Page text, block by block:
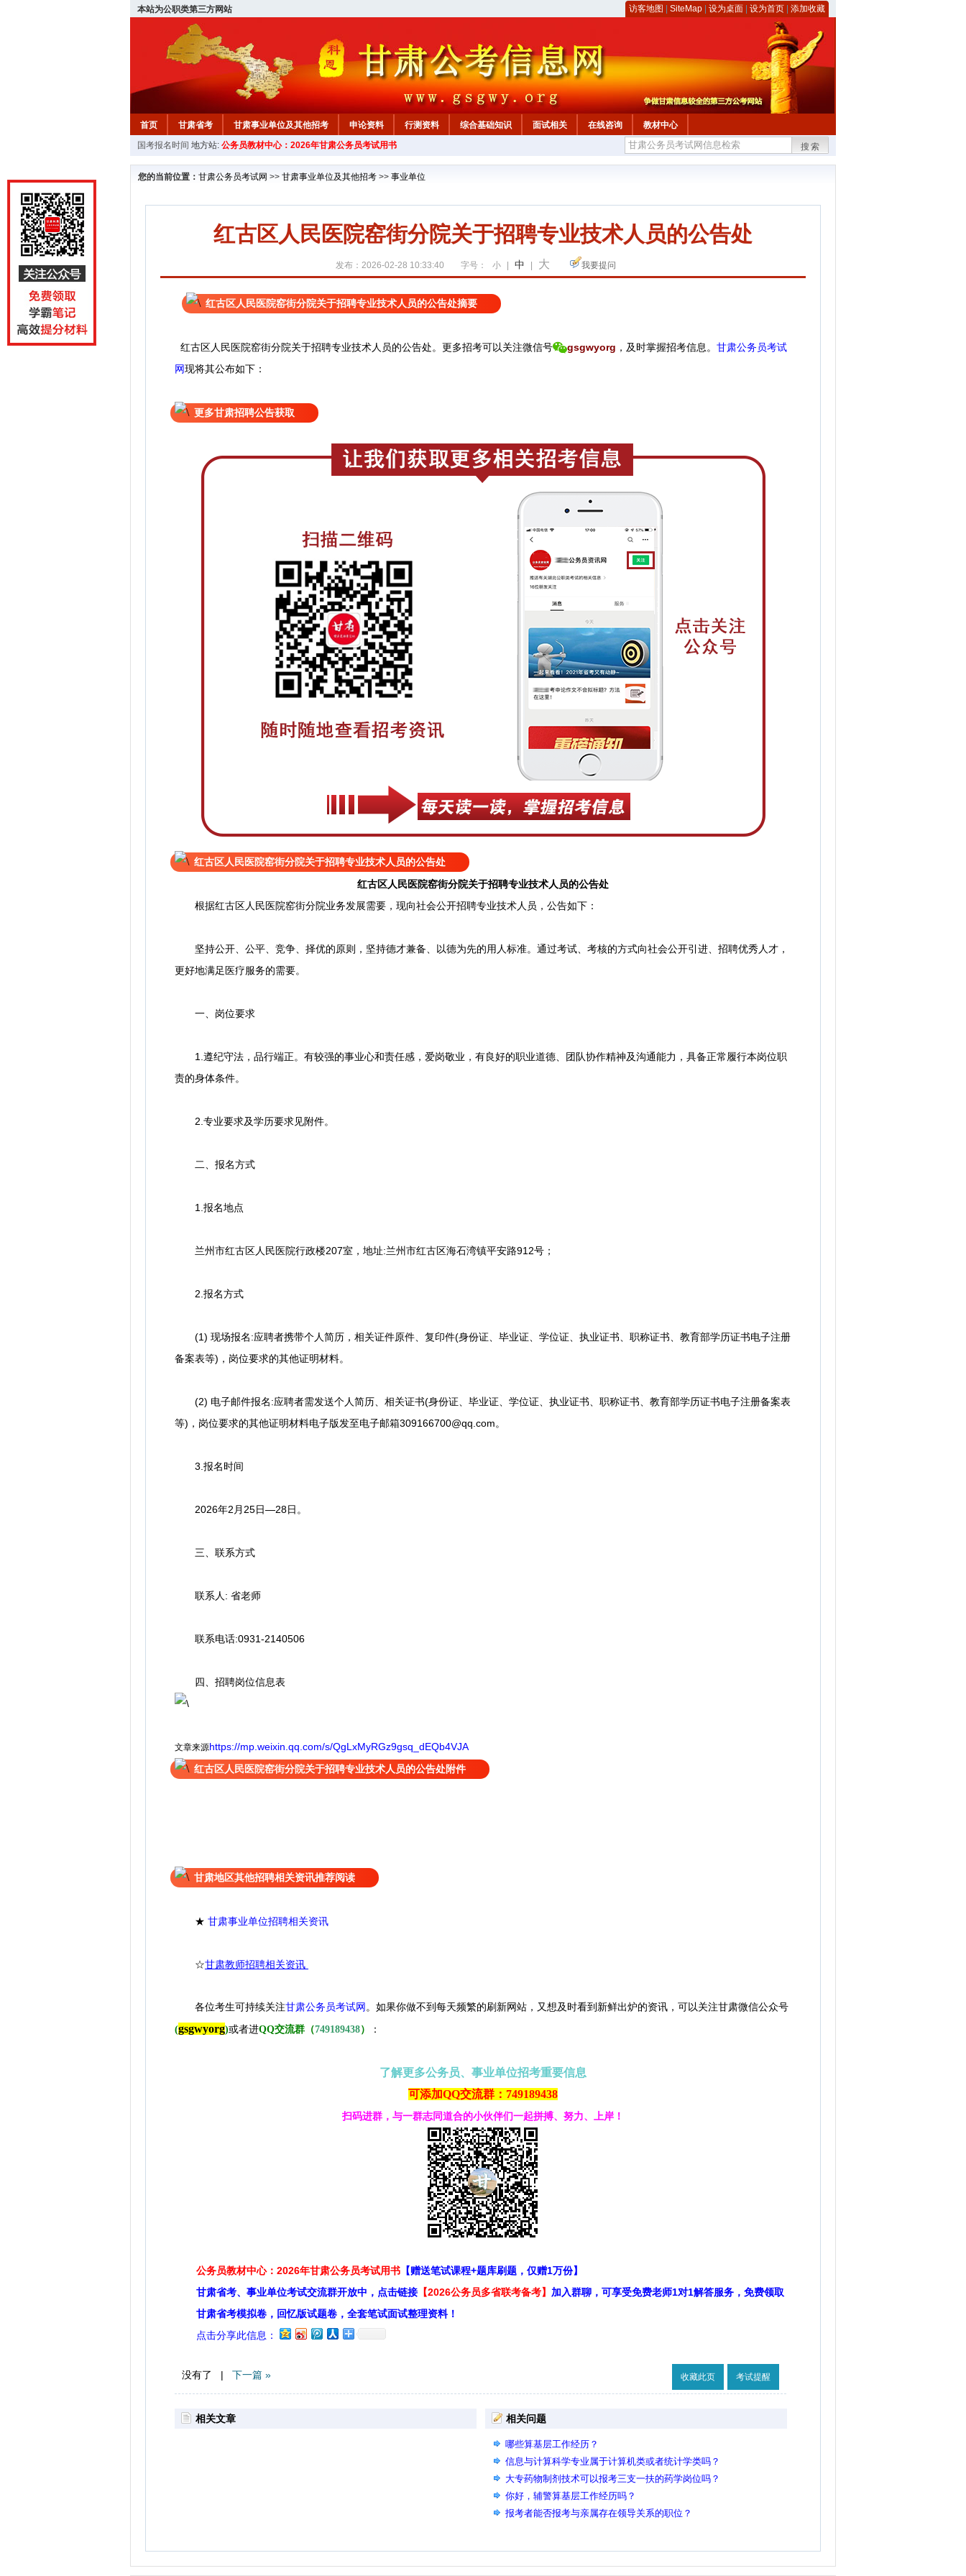
本站为公职类第三方网站 访客地图 SiteMap 设为桌面 设为首页 添加收藏
首页 甘肃省考 甘肃事业单位及其他招考 申论资料 行测资料 综合基础知识 面试相关 在线咨询
教材中心
国考报名时间 地方站: 公务员教材中心：2026年甘肃公务员考试用书 搜索
您的当前位置： 甘肃公务员考试网 >> 甘肃事业单位及其他招考 >> 事业单位
红古区人民医院窑街分院关于招聘专业技术人员的公告处
发布：2026-02-28 10:33:40 字号： 小 中 大 我要提问
红古区人民医院窑街分院关于招聘专业技术人员的公告处摘要
红古区人民医院窑街分院关于招聘专业技术人员的公告处。 更多招考可以关注微信号 gsgwyorg ， 及时掌握招考信息。 甘肃公务员考试
网现将其公布如下：
更多甘肃招聘公告获取
红古区人民医院窑街分院关于招聘专业技术人员的公告处
红古区人民医院窑街分院关于招聘专业技术人员的公告处
根据红古区人民医院窑街分院业务发展需要，现向社会公开招聘专业技术人员，公告如下：
坚持公开、公平、竞争、择优的原则，坚持德才兼备、以德为先的用人标准。通过考试、考核的方式向社会公开引进、招聘优秀人才，
更好地满足医疗服务的需要。
一、岗位要求
1.遵纪守法，品行端正。有较强的事业心和责任感，爱岗敬业，有良好的职业道德、团队协作精神及沟通能力，具备正常履行本岗位职
责的身体条件。
2.专业要求及学历要求见附件。
二、报名方式
1.报名地点
兰州市红古区人民医院行政楼207室，地址:兰州市红古区海石湾镇平安路912号；
2.报名方式
(1) 现场报名:应聘者携带个人简历，相关证件原件、复印件(身份证、毕业证、学位证、执业证书、职称证书、教育部学历证书电子注册
备案表等)，岗位要求的其他证明材料。
(2) 电子邮件报名:应聘者需发送个人简历、相关证书(身份证、毕业证、学位证、执业证书、职称证书、教育部学历证书电子注册备案表
等)，岗位要求的其他证明材料电子版发至电子邮箱309166700@qq.com。
3.报名时间
2026年2月25日—28日。
三、联系方式
联系人: 省老师
联系电话:0931-2140506
四、招聘岗位信息表
文章来源https://mp.weixin.qq.com/s/QgLxMyRGz9gsq_dEQb4VJA
红古区人民医院窑街分院关于招聘专业技术人员的公告处附件
甘肃地区其他招聘相关资讯推荐阅读
★ 甘肃事业单位招聘相关资讯
☆甘肃教师招聘相关资讯
各位考生可持续关注甘肃公务员考试网 。 如果你做不到每天频繁的刷新网站，又想及时看到新鲜出炉的资讯，可以关注甘肃微信公众号
(gsgwyorg)或者进QQ交流群（749189438） ：
了解更多公务员、事业单位招考重要信息
可添加QQ交流群：749189438
扫码进群，与一群志同道合的小伙伴们一起拼搏、努力、上岸！
公务员教材中心：2026年甘肃公务员考试用书 【赠送笔试课程+题库刷题，仅赠1万份】
甘肃省考、事业单位考试交流群开放中，点击链接 【2026公务员多省联考备考】 加入群聊，可享受免费老师1对1解答服务，免费领取
甘肃省考模拟卷，回忆版试题卷，全套笔试面试整理资料！
点击分享此信息：
没有了 | 下一篇 » 收藏此页 考试提醒
相关文章 相关问题
哪些算基层工作经历？
信息与计算科学专业属于计算机类或者统计学类吗？
大专药物制剂技术可以报考三支一扶的药学岗位吗？
你好，辅警算基层工作经历吗？
报考者能否报考与亲属存在领导关系的职位？